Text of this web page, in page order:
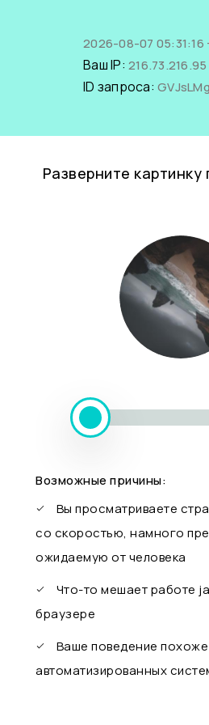
2026-08-07 05:31:16
Ваш IP: 216.73.216.95
ID запроса:
Разверните картинку
Возможные причины:
Вы просматриваете
со скоростью, намного
ожидаемую от человека
Что-то мешает работе
браузере
Ваше поведение
автоматизированных